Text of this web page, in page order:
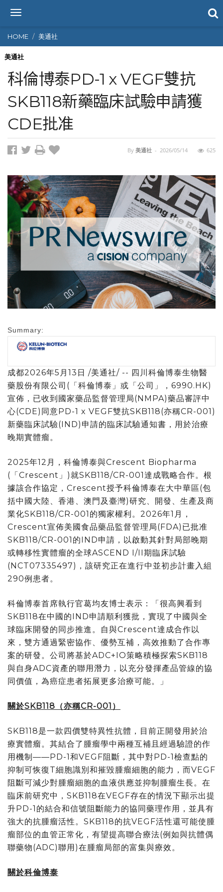
T
g
g
l
n
v
i
g
a
t
HOME 美通社
美通社
科倫博泰PD-1 x VEGF雙抗
SKB118新藥臨床試驗申請獲
CDE批准
By 美通社 - 2026/05/14 625
Summary:
成都2026年5月13日 /美通社/ -- 四川科倫博泰生物醫
藥股份有限公司( 「科倫博泰 」 或 「公司 」
，6990.HK)
宣佈，已收到國家藥品監督管理局(NMPA)藥品審評中
心(CDE)同意PD-1 x VEGF雙抗SKB118(亦稱CR-001)
新藥臨床試驗(IND)申請的臨床試驗通知書，用於治療
晚期實體瘤。
2025年12月，科倫博泰與Crescent Biopharma
( 「Crescent 」 )就SKB118/CR-001達成戰略合作。根
據該合作協定，Crescent授予科倫博泰在大中華區(包
括中國大陸、香港、澳門及臺灣)研究、開發、生產及商
業化SKB118/CR-001的獨家權利。2026年1月，
Crescent宣佈美國食品藥品監督管理局(FDA)已批准
SKB118/CR-001的IND申請，以啟動其針對局部晚期
或轉移性實體瘤的全球ASCEND I/II期臨床試驗
(NCT07335497)，該研究正在進行中並初步計畫入組
290例患者。
科倫博泰首席執行官葛均友博士表示： 「很高興看到
SKB118在中國的IND申請順利獲批，實現了中國與全
球臨床開發的同步推進。自與Crescent達成合作以
來，雙方通過緊密協作、優勢互補，高效推動了合作專
案的研發。公司將基於ADC+IO策略積極探索SKB118
與自身ADC資產的聯用潛力，以充分發揮產品管線的協
同價值，為癌症患者拓展更多治療可能。
」
關於SKB118 （亦稱CR-001 ）
SKB118是一款四價雙特異性抗體，目前正開發用於治
療實體瘤。其結合了腫瘤學中兩種互補且經過驗證的作
用機制——PD-1和VEGF阻斷，其中對PD-1檢查點的
抑制可恢復T細胞識別和摧毀腫瘤細胞的能力，而VEGF
阻斷可減少對腫瘤細胞的血液供應並抑制腫瘤生長。在
臨床前研究中，SKB118在VEGF存在的情況下顯示出提
升PD-1的結合和信號阻斷能力的協同藥理作用，並具有
強大的抗腫瘤活性。SKB118的抗VEGF活性還可能使腫
瘤部位的血管正常化，有望提高聯合療法(例如與抗體偶
聯藥物(ADC)聯用)在腫瘤局部的富集與療效。
關於科倫博泰